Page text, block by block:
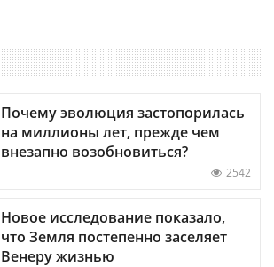
Почему эволюция застопорилась
на миллионы лет, прежде чем
внезапно возобновиться?
2542
Новое исследование показало,
что Земля постепенно заселяет
Венеру жизнью